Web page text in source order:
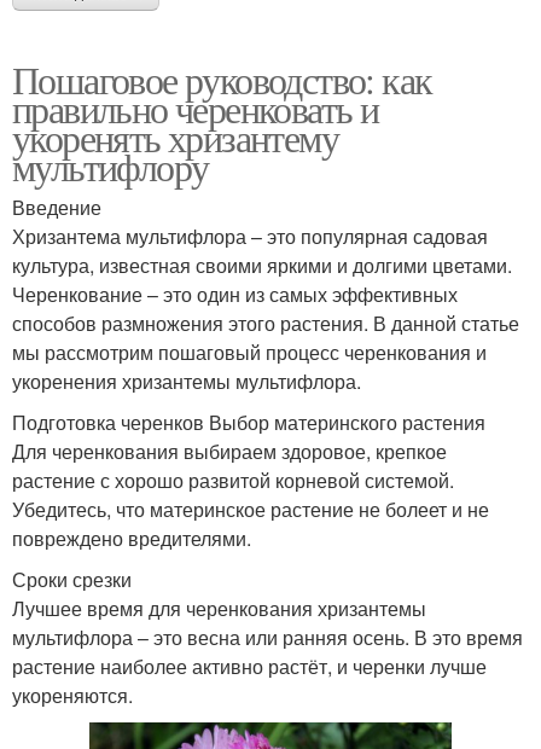
Пошаговое руководство: как
правильно черенковать и
укоренять хризантему
мультифлору
Введение
Хризантема мультифлора – это популярная садовая
культура, известная своими яркими и долгими цветами.
Черенкование – это один из самых эффективных
способов размножения этого растения. В данной статье
мы рассмотрим пошаговый процесс черенкования и
укоренения хризантемы мультифлора.
Подготовка черенков Выбор материнского растения
Для черенкования выбираем здоровое, крепкое
растение с хорошо развитой корневой системой.
Убедитесь, что материнское растение не болеет и не
повреждено вредителями.
Сроки срезки
Лучшее время для черенкования хризантемы
мультифлора – это весна или ранняя осень. В это время
растение наиболее активно растёт, и черенки лучше
укореняются.